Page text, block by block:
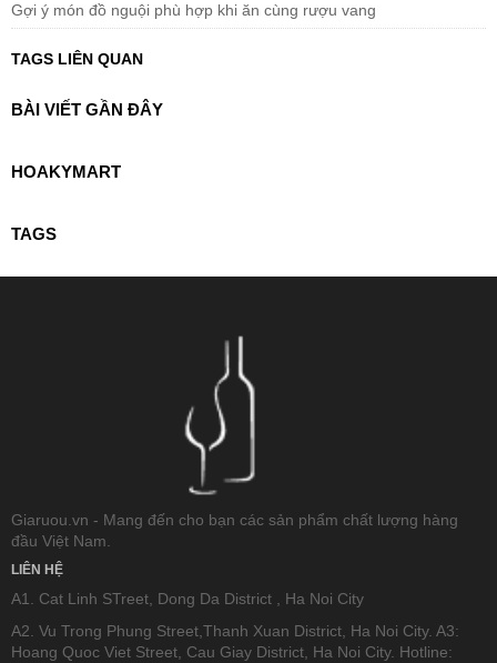
Gợi ý món đồ nguội phù hợp khi ăn cùng rượu vang
TAGS LIÊN QUAN
BÀI VIẾT GẦN ĐÂY
HOAKYMART
TAGS
Giaruou.vn - Mang đến cho bạn các sản phẩm chất lượng hàng
đầu Việt Nam.
LIÊN HỆ
A1. Cat Linh STreet, Dong Da District , Ha Noi City
A2. Vu Trong Phung Street,Thanh Xuan District, Ha Noi City. A3:
Hoang Quoc Viet Street, Cau Giay District, Ha Noi City. Hotline: